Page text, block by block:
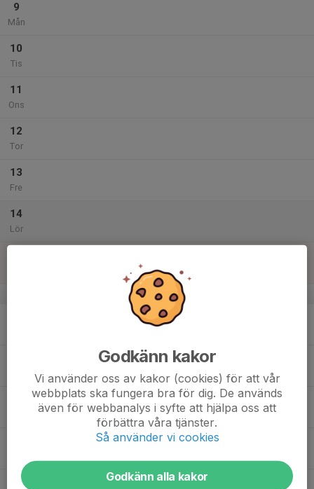
9
Mån
10
Tis
11
Ons
12
Tor
13
Fre
14
Lör
v.47
20
Godkänn kakor
Vi använder oss av kakor (cookies) för att vår
webbplats ska fungera bra för dig. De används
även för webbanalys i syfte att hjälpa oss att
förbättra våra tjänster.
Så använder vi cookies
Godkänn alla kakor